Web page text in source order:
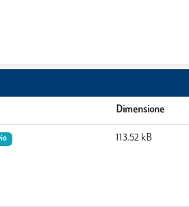
Dimensione
113.52 kB